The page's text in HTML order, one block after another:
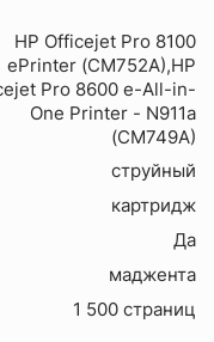
HP Officejet Pro 8100
ePrinter (CM752A),HP
Pro 8600 e-All-in-
One Printer - N911a
(CM749A)
струйный
картридж
Да
маджента
1 500 страниц